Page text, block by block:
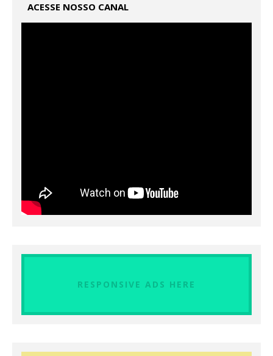
ACESSE NOSSO CANAL
RESPONSIVE ADS HERE